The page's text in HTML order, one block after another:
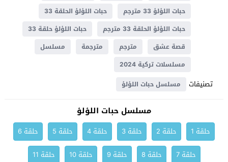
حبات اللؤلؤ 33 مترجم
حبات اللؤلؤ الحلقة 33
حبات اللؤلؤ الحلقة 33 مترجم
حبات اللؤلؤ حلقة 33
قصة عشق
مترجم مترجمة
مسلسل
مسلسلات تركية 2024
تصنيفات مسلسل حبات اللؤلؤ
مسلسل حبات اللؤلؤ
حلقة 1 حلقة 2 حلقة 3 حلقة 4 حلقة 5
حلقة 6
حلقة 7
حلقة 8 حلقة 9 حلقة 10
حلقة 11